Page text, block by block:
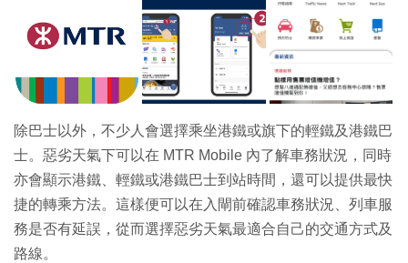
除巴士以外，不少人會選擇乘坐港鐵或旗下的輕鐵及港鐵巴
士。惡劣天氣下可以在 MTR Mobile 內了解車務狀況，同時
亦會顯示港鐵、輕鐵或港鐵巴士到站時間，還可以提供最快
捷的轉乘方法。這樣便可以在入閘前確認車務狀況、列車服
務是否有延誤，從而選擇惡劣天氣最適合自己的交通方式及
路線。